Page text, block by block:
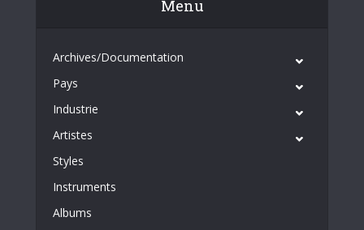
Menu
Archives/Documentation
Pays
Industrie
Artistes
Styles
Instruments
Albums